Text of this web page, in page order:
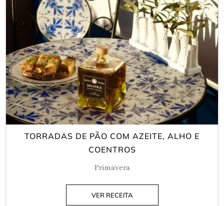
TORRADAS DE PÃO COM AZEITE, ALHO E
COENTROS
Primavera
VER RECEITA